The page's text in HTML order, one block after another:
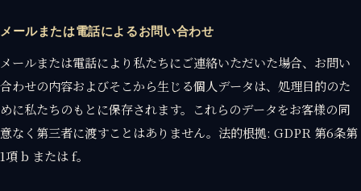
メールまたは電話によるお問い合わせ
メールまたは電話により私たちにご連絡いただいた場合、お問い
合わせの内容およびそこから生じる個人データは、処理目的のた
めに私たちのもとに保存されます。これらのデータをお客様の同
意なく第三者に渡すことはありません。法的根拠: GDPR 第6条第
1項 b または f。